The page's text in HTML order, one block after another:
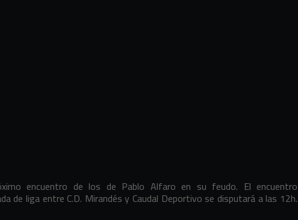
encuentro de los de Pablo Alfaro en su feudo. El encuentro
de liga entre C.D. Mirandés y Caudal Deportivo se disputará a las 12h.